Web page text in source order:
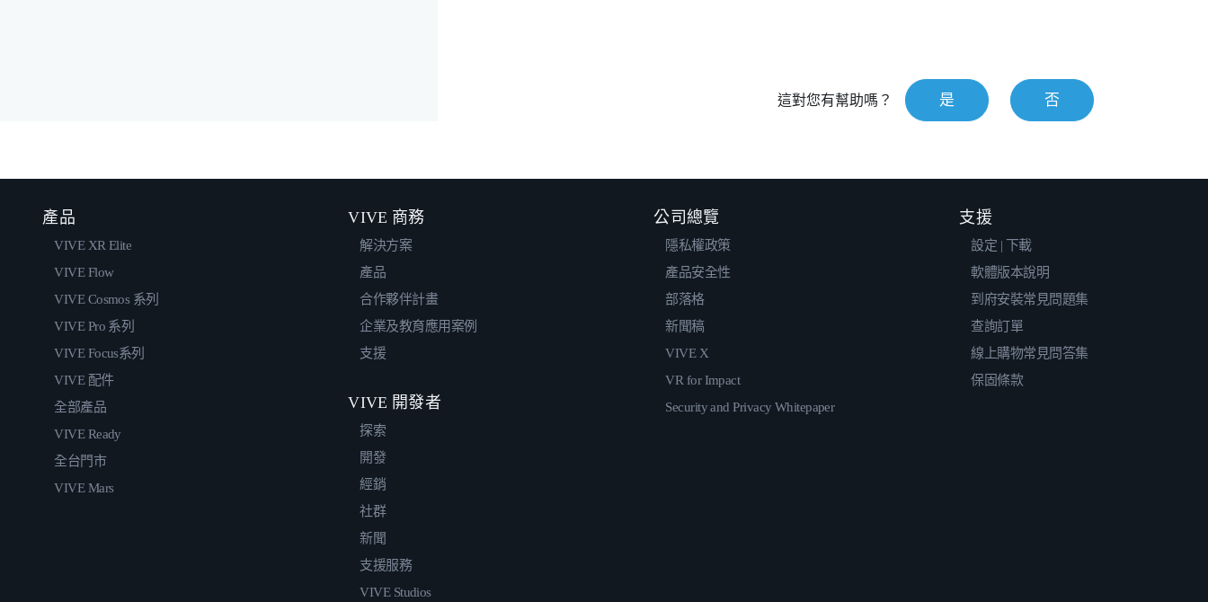
這對您有幫助嗎？ 是 否
產品
VIVE XR Elite
VIVE Flow
VIVE Cosmos 系列
VIVE Pro 系列
VIVE Focus系列
VIVE 配件
全部產品
VIVE Ready
全台門市
VIVE Mars
VIVE 商務
解決方案
產品
合作夥伴計畫
企業及教育應用案例
支援
VIVE 開發者
探索
開發
經銷
社群
新聞
支援服務
VIVE Studios
公司總覽
隱私權政策
產品安全性
部落格
新聞稿
VIVE X
VR for Impact
Security and Privacy Whitepaper
支援
設定 | 下載
軟體版本說明
到府安裝常見問題集
查詢訂單
線上購物常見問答集
保固條款